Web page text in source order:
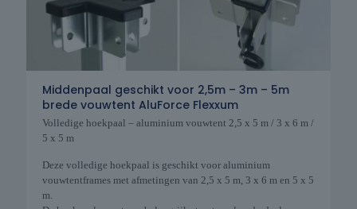
Middenpaal geschikt voor 2,5m – 3m – 5m
brede vouwtent AluForce Flexxum
Volledige hoekpaal – aluminium vouwtent 2,5 x 5 m / 3 x 6 m /
5 x 5 m
Deze volledige hoekpaal is geschikt voor aluminium
vouwtentframes met afmetingen van 2,5 x 5 m, 3 x 6 m en 5 x 5
m.